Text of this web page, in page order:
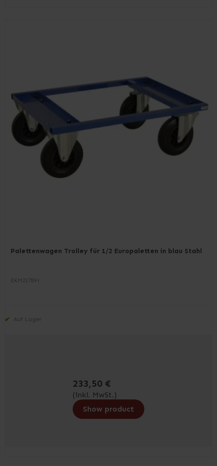
Palettenwagen Trolley für 1/2 Europaletten in blau Stahl
EKM217BH
Auf Lager
233,50 €
(inkl. MwSt.)
Show product